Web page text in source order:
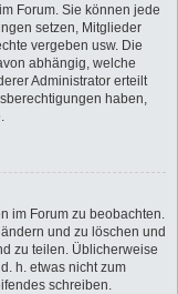
Forum. Sie können jede
setzen, Mitglieder
vergeben usw. Die
abhängig, welche
Administrator erteilt
haben,
im Forum zu beobachten.
und zu löschen und
zu teilen. Üblicherweise
h. etwas nicht zum
schreiben.